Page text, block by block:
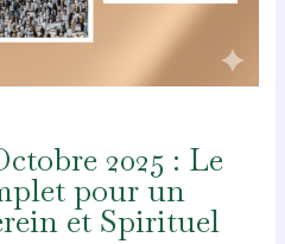
2025 : Le
pour un
et Spirituel